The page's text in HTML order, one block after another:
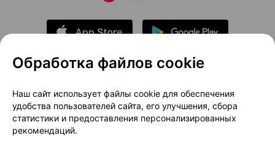
О проекте
Новости проекта
Размещение рекламы
Медицинский маркетинг
Публичный договор
Доставка
Обработка файлов cookie
Наш сайт использует файлы cookie для обеспечения
удобства пользователей сайта, его улучшения, сбора
статистики и предоставления персонализированных
рекомендаций.